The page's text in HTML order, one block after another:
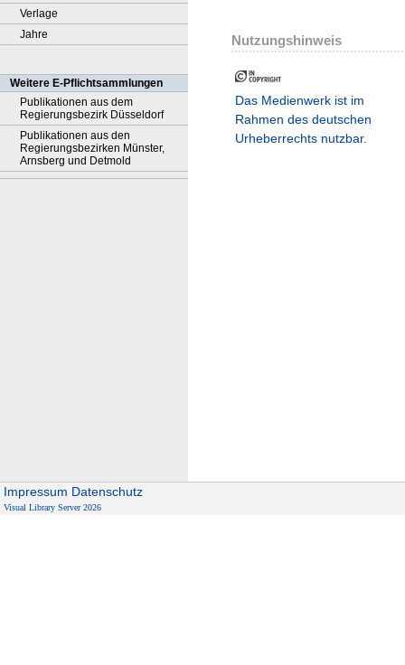
Verlage
Jahre
Weitere E-Pflichtsammlungen
Publikationen aus dem
Regierungsbezirk Düsseldorf
Publikationen aus den
Regierungsbezirken Münster,
Arnsberg und Detmold
Nutzungshinweis
Das Medienwerk ist im
Rahmen des deutschen
Urheberrechts nutzbar.
Impressum Datenschutz
Visual Library Server 2026